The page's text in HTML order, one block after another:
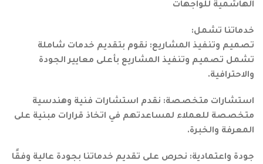
الهاشمية للواجهات
خدماتنا تشمل:
تصميم وتنفيذ المشاريع: نقوم بتقديم خدمات شاملة
تشمل تصميم وتنفيذ المشاريع بأعلى معايير الجودة
والاحترافية.
استشارات متخصصة: نقدم استشارات فنية وهندسية
متخصصة للعملاء لمساعدتهم في اتخاذ قرارات مبنية على
المعرفة والخبرة.
جودة واعتمادية: نحرص على تقديم خدماتنا بجودة عالية وفقًا